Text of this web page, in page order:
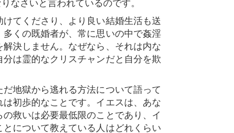
なさいと言われているのです。
てくださり、より良い結婚生活も送
くの既婚者が、常に思いの中で姦淫
決しません。なぜなら、それは内な
は霊的なクリスチャンだと自分を欺
地獄から逃れる方法について語って
初歩的なことです。イエスは、あな
救いは必要最低限のことであり、イ
について教えている人はどれくらい